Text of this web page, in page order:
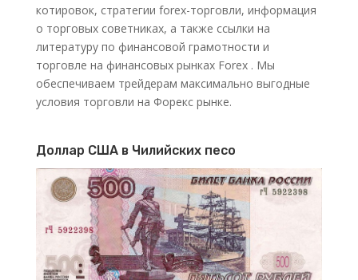
котировок, стратегии forex-торговли, информация
о торговых советниках, а также ссылки на
литературу по финансовой грамотности и
торговле на финансовых рынках Forex . Мы
обеспечиваем трейдерам максимально выгодные
условия торговли на Форекс рынке.
Доллар США в Чилийских песо